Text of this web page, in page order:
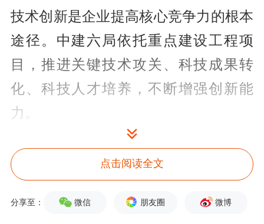
技术创新是企业提高核心竞争力的根本
途径。中建六局依托重点建设工程项
目，推进关键技术攻关、科技成果转
化、科技人才培养，不断增强创新能
力。
由中建六局承建的郭家沱长江大桥通车
两年多来，已成为纵贯重庆东部槽谷的
南北向交通大动脉，为高质量建设成渝
点击阅读全文
分享至： 微信 朋友圈 微博